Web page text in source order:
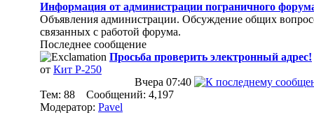
Информация от администрации пограничного
Объявления администрации. Обсуждение общих
связанных с работой форума.
Последнее сообщение
Просьба проверить электронный адрес!
от Кит Р-250
Вчера 07:40
Тем: 88 Сообщений: 4,197
Модератор: Pavel